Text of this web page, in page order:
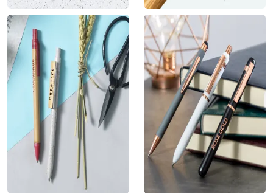
Bolígrafo de fibra de
3.75 €
Bolígrafo reciclado
bambú
3.99